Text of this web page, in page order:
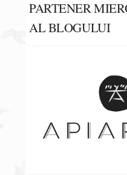
PARTENER
AL BLOGULUI